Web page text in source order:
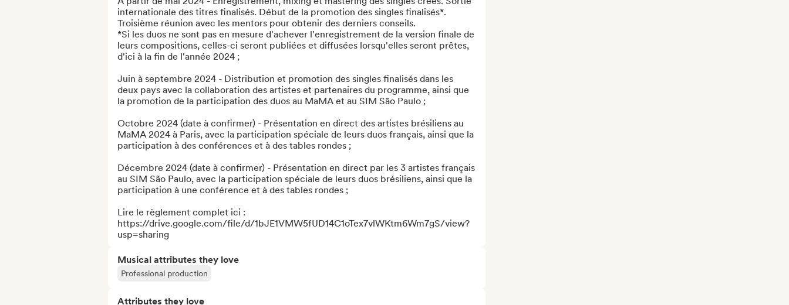
internationale des titres finalisés. Début de la promotion des singles finalisés*.
Troisième réunion avec les mentors pour obtenir des derniers conseils.
*Si les duos ne sont pas en mesure d'achever l'enregistrement de la version finale de
leurs compositions, celles-ci seront publiées et diffusées lorsqu'elles seront prêtes,
d'ici à la fin de l'année 2024 ;
Juin à septembre 2024 - Distribution et promotion des singles finalisés dans les
deux pays avec la collaboration des artistes et partenaires du programme, ainsi que
la promotion de la participation des duos au MaMA et au SIM São Paulo ;
Octobre 2024 (date à confirmer) - Présentation en direct des artistes brésiliens au
MaMA 2024 à Paris, avec la participation spéciale de leurs duos français, ainsi que la
participation à des conférences et à des tables rondes ;
Décembre 2024 (date à confirmer) - Présentation en direct par les 3 artistes français
au SIM São Paulo, avec la participation spéciale de leurs duos brésiliens, ainsi que la
participation à une conférence et à des tables rondes ;
Lire le règlement complet ici :
https://drive.google.com/file/d/1bJE1VMW5fUD14C1oTex7vlWKtm6Wm7gS/view?
usp=sharing
Musical attributes they love
Professional production
Attributes they love